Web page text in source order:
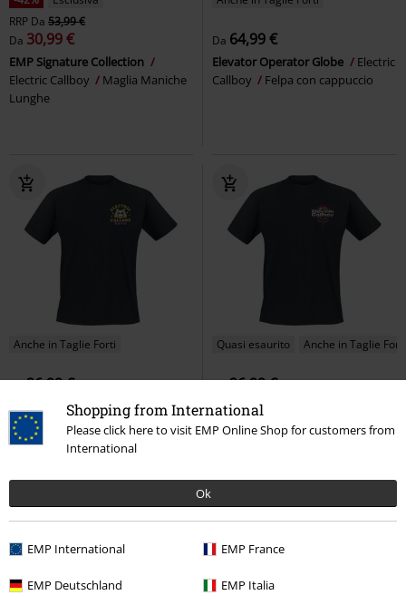
Shopping from International
Please click here to visit EMP Online Shop for customers from
International
Ok
EMP International EMP France
EMP Deutschland EMP Italia
RRP Da 53,99 €
Da 30,99 €
EMP Signature Collection
Electric Callboy
Maglia Maniche
Lunghe
Da 64,99 €
Elevator Operator Globe
Electric
Callboy
Felpa con cappuccio
Anche in Taglie Forti
Da26,99 €
Ratatata Lucky Cat
Electric
Callboy
T-Shirt
Quasi esaurito Anche in Taglie Forti
Da26,99 €
Moves Tech Smile
Callboy
T-Shirt